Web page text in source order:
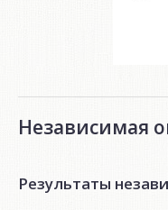
Независимая
Результаты